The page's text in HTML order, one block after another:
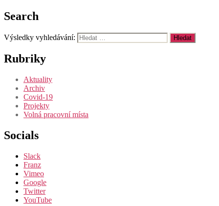
Search
Výsledky vyhledávání:
Rubriky
Aktuality
Archiv
Covid-19
Projekty
Volná pracovní místa
Socials
Slack
Franz
Vimeo
Google
Twitter
YouTube